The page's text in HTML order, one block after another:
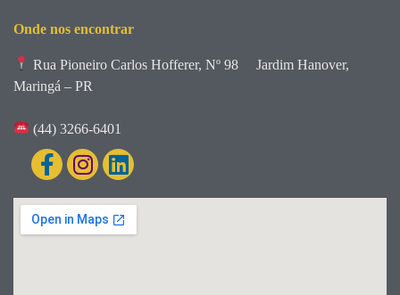
Onde nos encontrar
Rua Pioneiro Carlos Hofferer, Nº 98
Jardim Hanover,
Maringá – PR
(44) 3266-6401